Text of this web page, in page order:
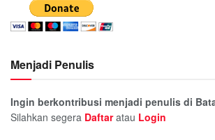
Menjadi Penulis
Ingin berkontribusi menjadi penulis di
Silahkan segera Daftaratau Login